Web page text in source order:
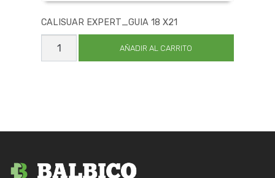
CALISUAR EXPERT_GUIA 18 X21
CALISUAR
EXPERT_GUIA
18
AÑADIR AL CARRITO